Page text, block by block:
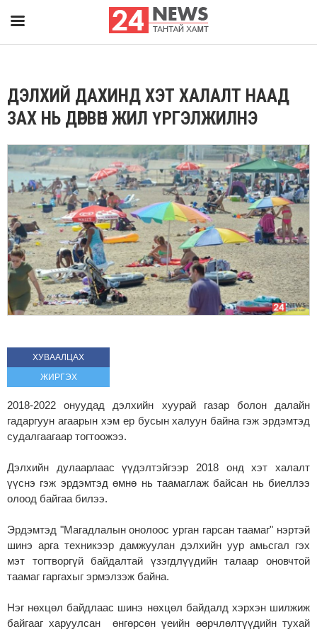
ДЭЛХИЙ ДАХИНД ХЭТ ХАЛАЛТ НААД
ЗАХ НЬ ДӨРВӨН ЖИЛ ҮРГЭЛЖИЛНЭ
ХУВААЛЦАХ
ЖИРГЭХ
2018-2022 онуудад дэлхийн хуурай газар болон далайн
гадаргуун агаарын хэм ер бусын халуун байна гэж эрдэмтэд
судалгаагаар тогтоожээ.
Дэлхийн дулаарлаас үүдэлтэйгээр 2018 онд хэт халалт
үүснэ гэж эрдэмтэд өмнө нь таамаглаж байсан нь биеллээ
олоод байгаа билээ.
Эрдэмтэд "Магадлалын онолоос урган гарсан таамаг" нэртэй
шинэ арга техникээр дамжуулан дэлхийн уур амьсгал гэх
мэт тогтворгүй байдалтай үзэгдлүүдийн талаар оновчтой
таамаг гаргахыг эрмэлзэж байна.
Нэг нөхцөл байдлаас шинэ нөхцөл байдалд хэрхэн шилжиж
байгааг харуулсан өнгөрсөн үеийн өөрчлөлтүүдийн тухай